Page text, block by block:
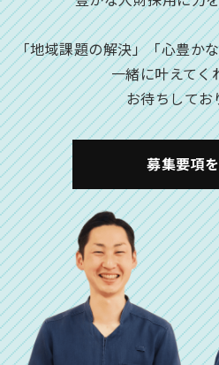
「地域課題の解決」「心豊か
一緒に叶えてく
お待ちしてお
募集要項